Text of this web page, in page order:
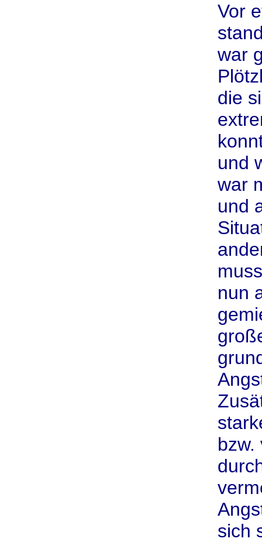
Vor
war
die
und
war
und
nun
bzw.
sich